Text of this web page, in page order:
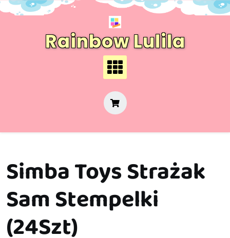
Skip
Rainbow Lulila
Simba Toys Strażak
Sam Stempelki
(24Szt)